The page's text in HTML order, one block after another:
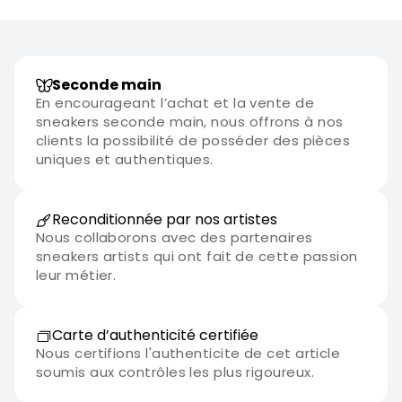
Seconde main
En encourageant l’achat et la vente de
sneakers seconde main, nous offrons à nos
clients la possibilité de posséder des pièces
uniques et authentiques.
Reconditionnée par nos artistes
Nous collaborons avec des partenaires
sneakers artists qui ont fait de cette passion
leur métier.
Carte d’authenticité certifiée
Nous certifions l'authenticite de cet article
soumis aux contrôles les plus rigoureux.